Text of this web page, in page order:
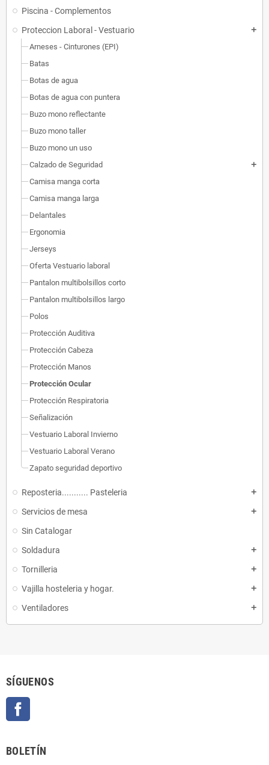
Piscina - Complementos
Proteccion Laboral - Vestuario
add
Arneses - Cinturones (EPI)
Batas
Botas de agua
Botas de agua con puntera
Buzo mono reflectante
Buzo mono taller
Buzo mono un uso
Calzado de Seguridad
add
Camisa manga corta
Camisa manga larga
Delantales
Ergonomia
Jerseys
Oferta Vestuario laboral
Pantalon multibolsillos corto
Pantalon multibolsillos largo
Polos
Protección Auditiva
Protección Cabeza
Protección Manos
Protección Ocular
Protección Respiratoria
Señalización
Vestuario Laboral Invierno
Vestuario Laboral Verano
Zapato seguridad deportivo
Reposteria........... Pasteleria add
Servicios de mesa add
Sin Catalogar
Soldadura
add
Tornilleria add
Vajilla hosteleria y hogar. add
Ventiladores add
SÍGUENOS
BOLETÍN